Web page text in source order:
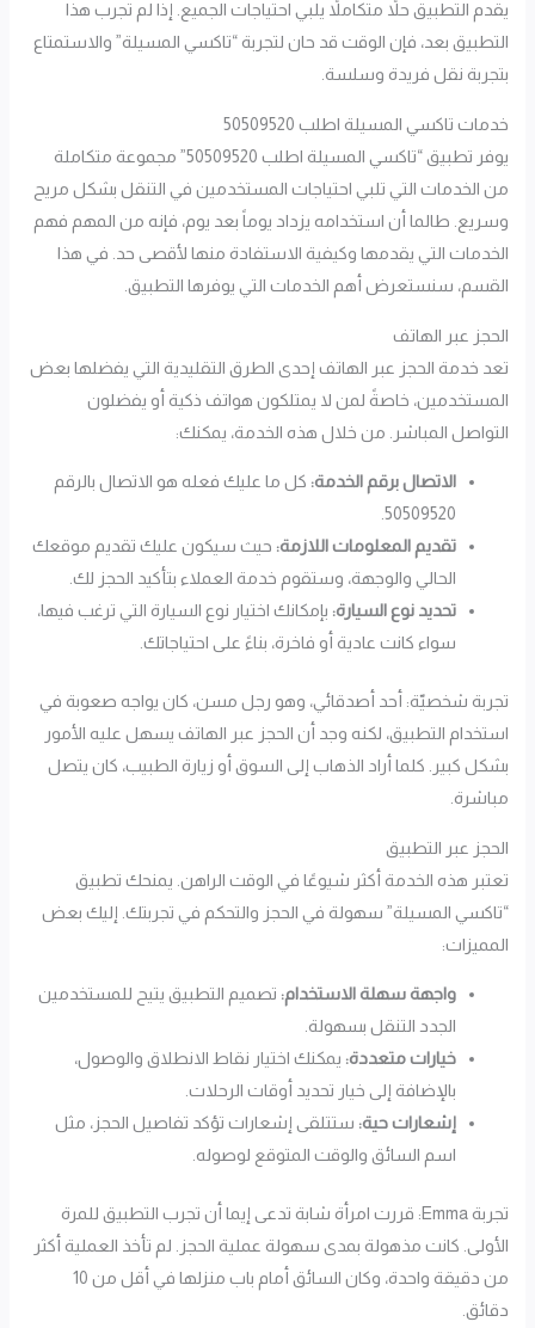
يقدم التطبيق حلاً متكاملاً يلبي احتياجات الجميع. إذا لم تجرب هذا
التطبيق بعد، فإن الوقت قد حان لتجربة “تاكسي المسيلة” والاستمتاع
بتجربة نقل فريدة وسلسة.
خدمات تاكسي المسيلة اطلب 50509520
يوفر تطبيق “تاكسي المسيلة اطلب 50509520” مجموعة متكاملة
من الخدمات التي تلبي احتياجات المستخدمين في التنقل بشكل مريح
وسريع. طالما أن استخدامه يزداد يوماً بعد يوم، فإنه من المهم فهم
الخدمات التي يقدمها وكيفية الاستفادة منها لأقصى حد. في هذا
القسم، سنستعرض أهم الخدمات التي يوفرها التطبيق.
الحجز عبر الهاتف
تعد خدمة الحجز عبر الهاتف إحدى الطرق التقليدية التي يفضلها بعض
المستخدمين، خاصةً لمن لا يمتلكون هواتف ذكية أو يفضلون
التواصل المباشر. من خلال هذه الخدمة، يمكنك:
الاتصال برقم الخدمة: كل ما عليك فعله هو الاتصال بالرقم
50509520.
تقديم المعلومات اللازمة: حيث سيكون عليك تقديم موقعك
الحالي والوجهة، وستقوم خدمة العملاء بتأكيد الحجز لك.
تحديد نوع السيارة: بإمكانك اختيار نوع السيارة التي ترغب فيها،
سواء كانت عادية أو فاخرة، بناءً على احتياجاتك.
تجربة شخصيّة: أحد أصدقائي، وهو رجل مسن، كان يواجه صعوبة في
استخدام التطبيق، لكنه وجد أن الحجز عبر الهاتف يسهل عليه الأمور
بشكل كبير. كلما أراد الذهاب إلى السوق أو زيارة الطبيب، كان يتصل
مباشرة.
الحجز عبر التطبيق
تعتبر هذه الخدمة أكثر شيوعًا في الوقت الراهن. يمنحك تطبيق
“تاكسي المسيلة” سهولة في الحجز والتحكم في تجربتك. إليك بعض
المميزات:
واجهة سهلة الاستخدام: تصميم التطبيق يتيح للمستخدمين
الجدد التنقل بسهولة.
خيارات متعددة: يمكنك اختيار نقاط الانطلاق والوصول،
بالإضافة إلى خيار تحديد أوقات الرحلات.
إشعارات حية: ستتلقى إشعارات تؤكد تفاصيل الحجز، مثل
اسم السائق والوقت المتوقع لوصوله.
تجربة Emma: قررت امرأة شابة تدعى إيما أن تجرب التطبيق للمرة
الأولى. كانت مذهولة بمدى سهولة عملية الحجز. لم تأخذ العملية أكثر
من دقيقة واحدة، وكان السائق أمام باب منزلها في أقل من 10
دقائق.